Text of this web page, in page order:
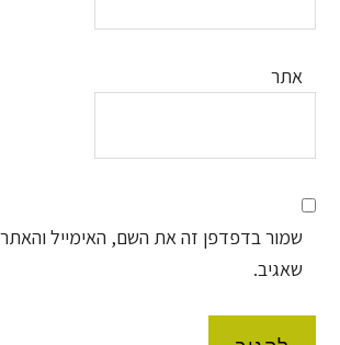
אתר
שמור בדפדפן זה את השם, האימייל
שאגיב.